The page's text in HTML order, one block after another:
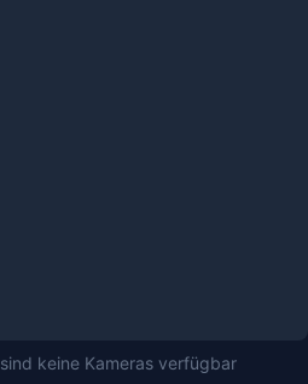
keine Kameras verfügbar